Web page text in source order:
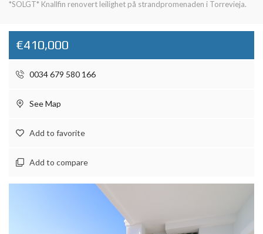
*SOLGT* Knallfin renovert leilighet på strandpromenaden i Torrevieja.
€410,000
0034 679 580 166
See Map
Add to favorite
Add to compare